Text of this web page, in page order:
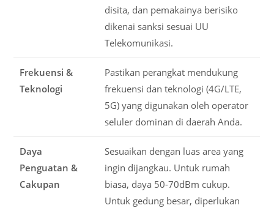
disita, dan pemakainya berisiko
dikenai sanksi sesuai UU
Telekomunikasi.
Frekuensi &
Teknologi
Pastikan perangkat mendukung
frekuensi dan teknologi (4G/LTE,
5G) yang digunakan oleh operator
seluler dominan di daerah Anda.
Daya
Penguatan &
Cakupan
Sesuaikan dengan luas area yang
ingin dijangkau. Untuk rumah
biasa, daya 50-70dBm cukup.
Untuk gedung besar, diperlukan